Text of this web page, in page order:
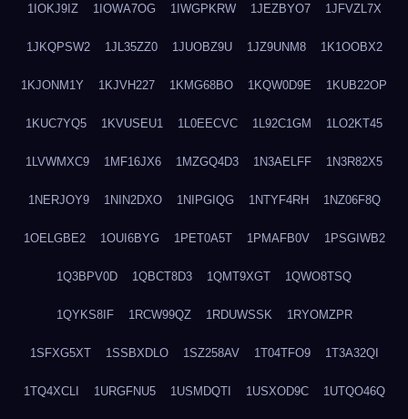
1IOKJ9IZ 1IOWA7OG 1IWGPKRW 1JEZBYO7 1JFVZL7X
1JKQPSW2 1JL35ZZ0 1JUOBZ9U 1JZ9UNM8 1K1OOBX2
1KJONM1Y 1KJVH227 1KMG68BO 1KQW0D9E 1KUB22OP
1KUC7YQ5 1KVUSEU1 1L0EECVC 1L92C1GM 1LO2KT45
1LVWMXC9 1MF16JX6 1MZGQ4D3 1N3AELFF 1N3R82X5
1NERJOY9 1NIN2DXO 1NIPGIQG 1NTYF4RH 1NZ06F8Q
1OELGBE2 1OUI6BYG 1PET0A5T 1PMAFB0V 1PSGIWB2
1Q3BPV0D 1QBCT8D3 1QMT9XGT 1QWO8TSQ
1QYKS8IF 1RCW99QZ 1RDUWSSK 1RYOMZPR
1SFXG5XT 1SSBXDLO 1SZ258AV 1T04TFO9 1T3A32QI
1TQ4XCLI 1URGFNU5 1USMDQTI 1USXOD9C 1UTQO46Q